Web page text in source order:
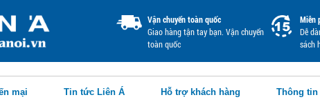
Vận chuyển toàn quốc
Giao hàng tận tay bạn. Vận chuyển
toàn quốc
Miễn
Dễ
sách
mại Tin tức Liên Á Hỗ trợ khách hàng Thông